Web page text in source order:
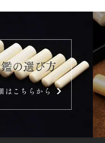
の選び方
はこちらから